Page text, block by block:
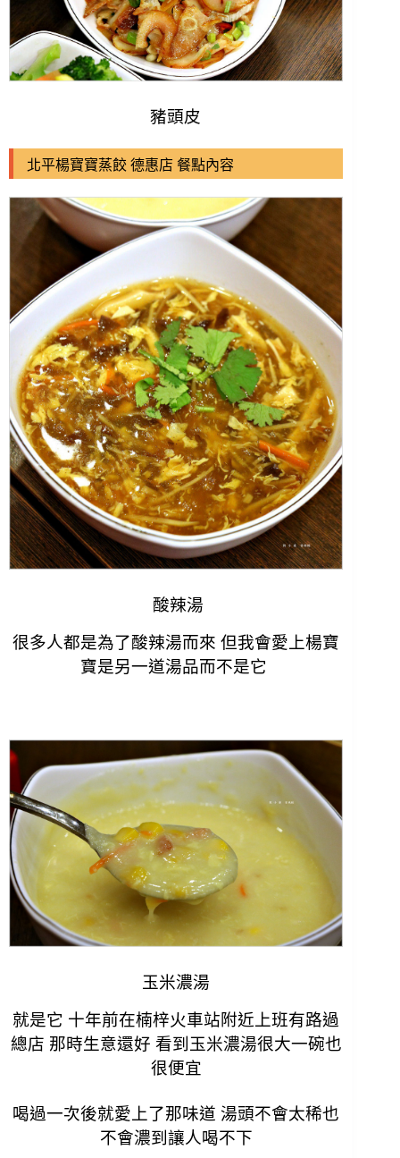
豬頭皮
北平楊寶寶蒸餃 德惠店 餐點內容
酸辣湯
很多人都是為了酸辣湯而來 但我會愛上楊寶
寶是另一道湯品而不是它
玉米濃湯
就是它 十年前在楠梓火車站附近上班有路過
總店 那時生意還好 看到玉米濃湯很大一碗也
很便宜
喝過一次後就愛上了那味道 湯頭不會太稀也
不會濃到讓人喝不下